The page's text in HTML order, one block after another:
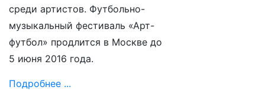
среди артистов. Футбольно-
музыкальный фестиваль «Арт-
футбол» продлится в Москве до
5 июня 2016 года.
Подробнее ...